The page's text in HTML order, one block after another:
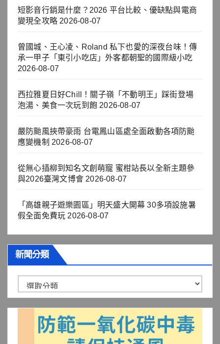
短影音行銷是什麼？2026 平台比較、優缺點與電商
變現全攻略 2026-08-07
曾國城、王心凌、Roland 私下也愛的深夜台味！傳
承一甲子「東引小吃店」外客都朝聖的國際級小吃
2026-08-07
西拉雅夏日好Chill！關子嶺「不動明王」踩街登場
泡湯、美食一次玩到飽 2026-08-07
嚴防颱風挾帶豪雨 台電鳳山區處全面啟動各項防颱
應變機制 2026-08-07
從無心插柳到知名文創萌寵 蜜柑站長以全新主題參
與2026臺灣文博會 2026-08-07
「高雄親子遊樂園區」明天盛大開幕 30多項設施暑
假全面免費玩 2026-08-07
新聞分類
聞